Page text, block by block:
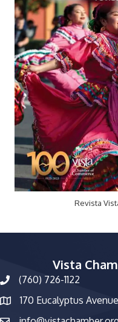
Revista
Vista
phone number
(760) 726-1122
map and address
170 Eucalyptus